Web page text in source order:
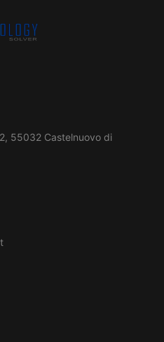
55032 Castelnuovo di